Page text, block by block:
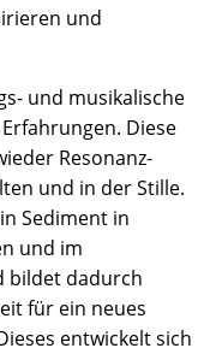
und
und musikalische
Diese
Resonanz-
und in der Stille.
Sediment in
und im
bildet dadurch
für ein neues
entwickelt sich